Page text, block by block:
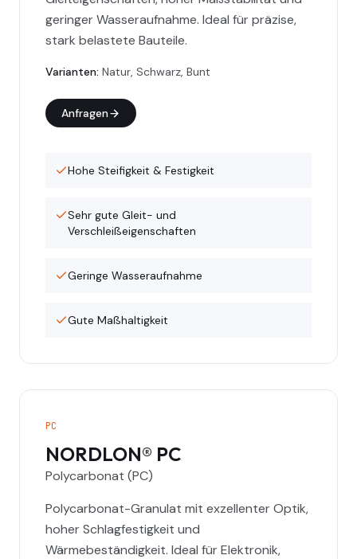
geringer Wasseraufnahme. Ideal für präzise,
stark belastete Bauteile.
Varianten: Natur, Schwarz, Bunt
Anfragen
Hohe Steifigkeit & Festigkeit
Sehr gute Gleit- und
Verschleißeigenschaften
Geringe Wasseraufnahme
Gute Maßhaltigkeit
PC
NORDLON® PC
Polycarbonat (PC)
Polycarbonat-Granulat mit exzellenter Optik,
hoher Schlagfestigkeit und
Wärmebeständigkeit. Ideal für Elektronik,